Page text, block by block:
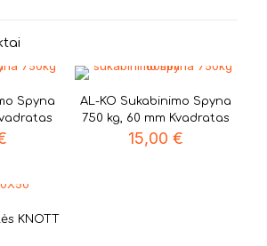
Spyna
AL-KO Sukabinimo Spyna
750 kg, 60 mm Kvadratas
15,00€
KNOTT